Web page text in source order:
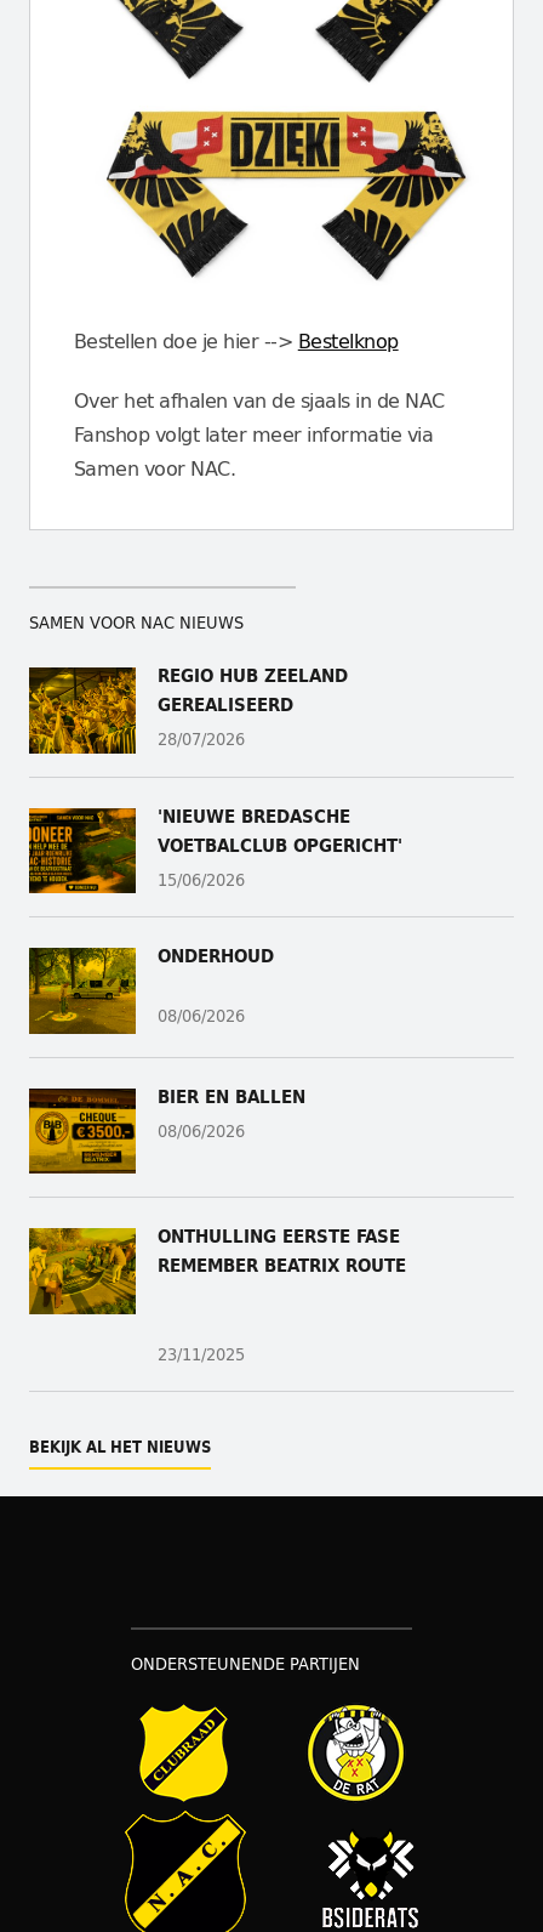
Bestellen doe je hier --> Bestelknop
Over het afhalen van de sjaals in de NAC
Fanshop volgt later meer informatie via
Samen voor NAC.
SAMEN VOOR NAC NIEUWS
REGIO HUB ZEELAND
GEREALISEERD
28/07/2026
'NIEUWE BREDASCHE
VOETBALCLUB OPGERICHT'
15/06/2026
ONDERHOUD
08/06/2026
BIER EN BALLEN
08/06/2026
ONTHULLING EERSTE FASE
REMEMBER BEATRIX ROUTE
23/11/2025
BEKIJK AL HET NIEUWS
ONDERSTEUNENDE PARTIJEN